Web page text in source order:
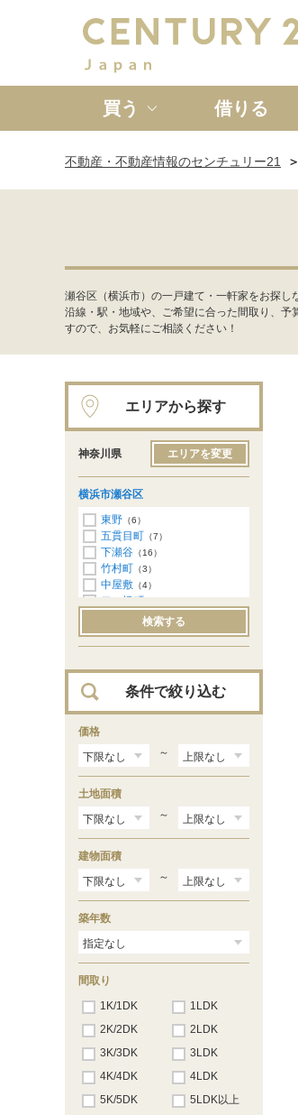
買う
新築一戸建て
借りる
不動産・不動産情報のセンチュリー21
瀬谷区（横浜市）の一戸建て・一軒家をお探
沿線・駅・地域や、ご希望に合った間取り、
すので、お気軽にご相談ください！
エリアから探す
神奈川県 エリアを変更
横浜市瀬谷区
東野 （6）
五貫目町 （7）
下瀬谷 （16）
竹村町 （3）
中屋敷 （4）
二ツ橋町
（7）
三ツ境（3）
南瀬谷（16）
（73）
（13）
瀬谷（15）
東野台（11）
阿久和東
阿久和西（21）
阿久和南
宮沢
検索する
条件で絞り込む
価格
～
土地面積
～
建物面積
～
築年数
間取り
1K/1DK
1LDK
2K/2DK
2LDK
3K/3DK
3LDK
4K/4DK
4LDK
5K/5DK
5LDK以上